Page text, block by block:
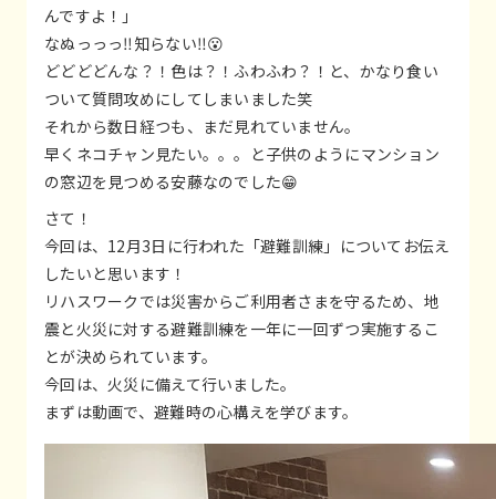
んですよ！」
なぬっっっ‼️知らない‼️😮
どどどどんな？！色は？！ふわふわ？！と、かなり食い
ついて質問攻めにしてしまいました笑
それから数日経つも、まだ見れていません。
早くネコチャン見たい。。。と子供のようにマンション
の窓辺を見つめる安藤なのでした😁
さて！
今回は、12月3日に行われた「避難訓練」についてお伝え
したいと思います！
リハスワークでは災害からご利用者さまを守るため、地
震と火災に対する避難訓練を一年に一回ずつ実施するこ
とが決められています。
今回は、火災に備えて行いました。
まずは動画で、避難時の心構えを学びます。